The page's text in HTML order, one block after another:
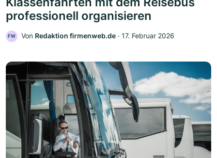
professionell organisieren
FW Von Redaktion firmenweb.de ‧ 17. Februar 2026